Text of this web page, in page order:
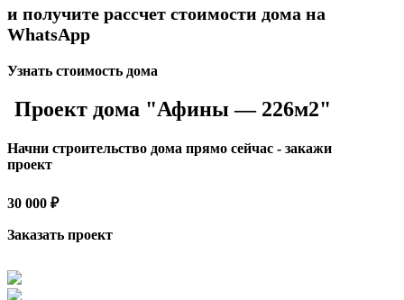
и получите рассчет стоимости дома на
WhatsApp
Узнать стоимость дома
Проект дома "Афины — 226м2"
Начни строительство дома прямо сейчас - закажи
проект
30 000 ₽
Заказать проект